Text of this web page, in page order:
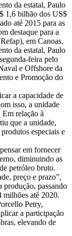
da estatal, Paulo
1,6 bilhão dos US$
até 2015 para as
destaque para a
em Canoas.
da estatal, Paulo
feira pelo
e Offshore da
e Promoção do
a capacidade de
isso, a unidade
relação à
que a unidade,
especiais e
em fornecer
diminuindo as
petróleo bruto.
preço e prazo”,
produção, passando
milhões até 2020.
Petry,
a participação
elevando de